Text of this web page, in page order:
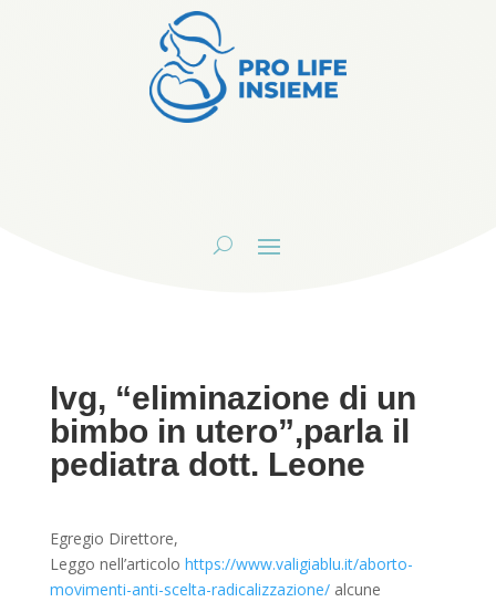
Ivg, “eliminazione di un
bimbo in utero”,parla il
pediatra dott. Leone
Egregio Direttore,
Leggo nell’articolo https://www.valigiablu.it/aborto-
movimenti-anti-scelta-radicalizzazione/alcune